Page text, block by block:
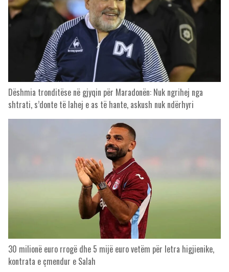
Dëshmia tronditëse në gjyqin për Maradonën: Nuk ngrihej nga
shtrati, s’donte të lahej e as të hante, askush nuk ndërhyri
30 milionë euro rrogë dhe 5 mijë euro vetëm për letra higjienike,
kontrata e çmendur e Salah